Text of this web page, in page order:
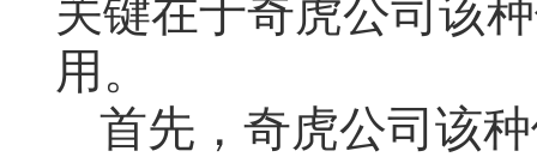
关键在于奇虎公司该
用。
首先，奇虎公司该